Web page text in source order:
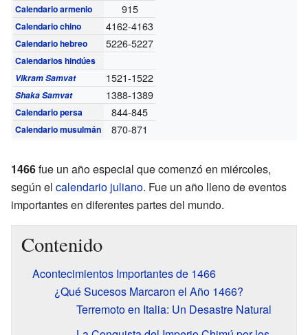
Calendario armenio 915
Calendario chino 4162-4163
Calendario hebreo 5226-5227
Calendarios hindúes
Vikram Samvat
1521-1522
Shaka Samvat 1388-1389
Calendario persa 844-845
Calendario musulmán 870-871
1466fue un año especial que comenzó en miércoles,
según el calendario juliano. Fue un año lleno de eventos
importantes en diferentes partes del mundo.
Contenido
Acontecimientos Importantes de 1466
¿Qué Sucesos Marcaron el Año 1466?
Terremoto en Italia: Un Desastre Natural